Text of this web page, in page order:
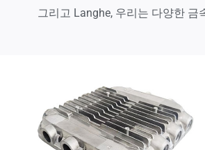
그리고 Langhe, 우리는 다양한